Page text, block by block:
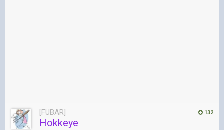
132
[FUBAR]
Hokkeye